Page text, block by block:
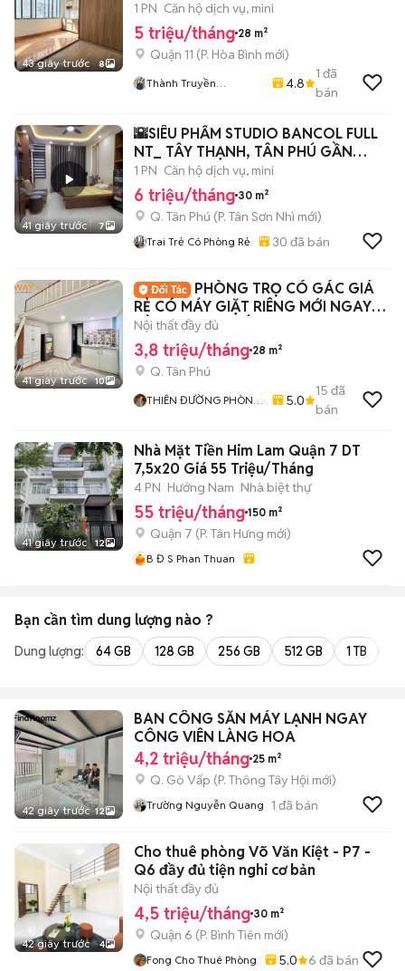
43 giây trước 8
Sen - QUẬN 11
1 PN Căn hộ dịch vụ, mini
5 triệu/tháng 28 m²
Quận 11 (P. Hòa Bình mới)
Thành Truyền
4.8
1 đã
bán
41 giây trước 7
🌇SIÊU PHẨM STUDIO BANCOL FULL
NT_ TÂY THẠNH, TÂN PHÚ GẦN
AEON MALL
1 PN Căn hộ dịch vụ, mini
6 triệu/tháng 30 m²
Q. Tân Phú (P. Tân Sơn Nhì mới)
Trai Trẻ Có Phòng Rẻ 30 đã bán
41 giây trước 10
PHÒNG TRỌ CÓ GÁC GIÁ
RẺ CÓ MÁY GIẶT RIÊNG MỚI NGAY
GẦN ĐH VĂN HIẾN
Nội thất đầy đủ
3,8 triệu/tháng 28 m²
Q. Tân Phú
THIÊN ĐƯỜNG PHÒNG
5.0
15 đã
bán
41 giây trước 12
Nhà Mặt Tiền Him Lam Quận 7 DT
7,5x20 Giá 55 Triệu/Tháng
4 PN Hướng Nam Nhà biệt thự
55 triệu/tháng 150 m²
Quận 7 (P. Tân Hưng mới)
B Đ S Phan Thuan
Bạn cần tìm dung lượng nào ?
Dung lượng: 64 GB 128 GB 256 GB 512 GB 1 TB
42 giây trước 12
BAN CÔNG SẴN MÁY LẠNH NGAY
CÔNG VIÊN LÀNG HOA
4,2 triệu/tháng 25 m²
Q. Gò Vấp (P. Thông Tây Hội mới)
Trường Nguyễn Quang 1 đã bán
42 giây trước 4
Cho thuê phòng Võ Văn Kiệt - P7 -
Q6 đầy đủ tiện nghi cơ bản
Nội thất đầy đủ
4,5 triệu/tháng 30 m²
Quận 6 (P. Bình Tiên mới)
Fong Cho Thuê Phòng 5.0 6 đã bán